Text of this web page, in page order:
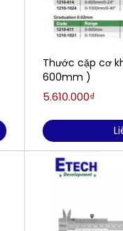
Thước cặp cơ
600mm )
5.610.000₫